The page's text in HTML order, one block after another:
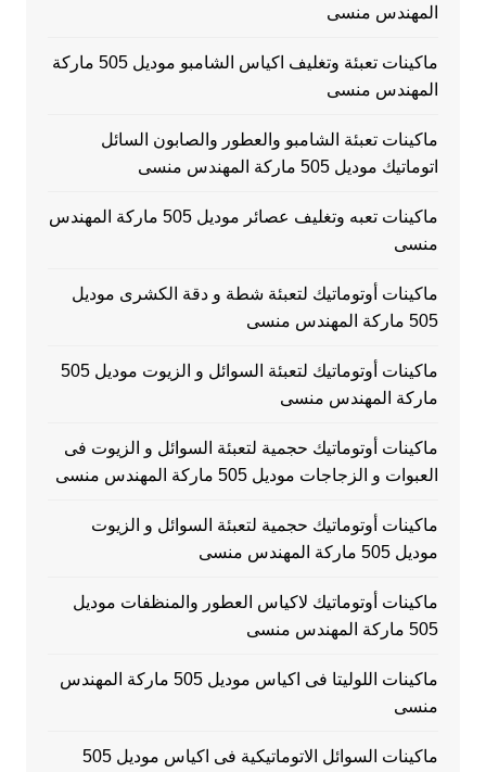
المهندس منسى
ماكينات تعبئة وتغليف اكياس الشامبو موديل 505 ماركة
المهندس منسى
ماكينات تعبئة الشامبو والعطور والصابون السائل
اتوماتيك موديل 505 ماركة المهندس منسى
ماكينات تعبه وتغليف عصائر موديل 505 ماركة المهندس
منسى
ماكينات أوتوماتيك لتعبئة شطة و دقة الكشرى موديل
505 ماركة المهندس منسى
ماكينات أوتوماتيك لتعبئة السوائل و الزيوت موديل 505
ماركة المهندس منسى
ماكينات أوتوماتيك حجمية لتعبئة السوائل و الزيوت فى
العبوات و الزجاجات موديل 505 ماركة المهندس منسى
ماكينات أوتوماتيك حجمية لتعبئة السوائل و الزيوت
موديل 505 ماركة المهندس منسى
ماكينات أوتوماتيك لاكياس العطور والمنظفات موديل
505 ماركة المهندس منسى
ماكينات اللوليتا فى اكياس موديل 505 ماركة المهندس
منسى
ماكينات السوائل الاتوماتيكية فى اكياس موديل 505